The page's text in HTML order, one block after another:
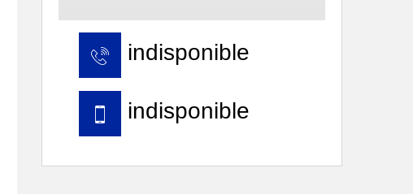
indisponible
indisponible